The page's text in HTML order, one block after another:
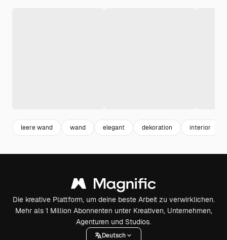
leere wand wand elegant dekoration interior
Die kreative Plattform, um deine beste Arbeit zu verwirklichen.
Mehr als 1 Million Abonnenten unter Kreativen, Unternehmen,
Agenturen und Studios.
Deutsch